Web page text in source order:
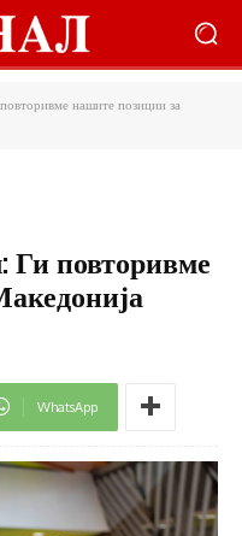
нашите позиции за
Ги повторивме
WhatsApp